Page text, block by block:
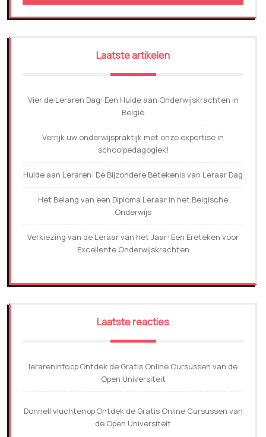
Laatste artikelen
Vier de Leraren Dag: Een Hulde aan Onderwijskrachten in
België
Verrijk uw onderwijspraktijk met onze expertise in
schoolpedagogiek!
Hulde aan Leraren: De Bijzondere Betekenis van Leraar Dag
Het Belang van een Diploma Leraar in het Belgische
Onderwijs
Verkiezing van de Leraar van het Jaar: Een Ereteken voor
Excellente Onderwijskrachten
Laatste reacties
lerareninfoopOntdek de Gratis Online Cursussen van de
Open Universiteit
Donnell vluchtenopOntdek de Gratis Online Cursussen van
de Open Universiteit